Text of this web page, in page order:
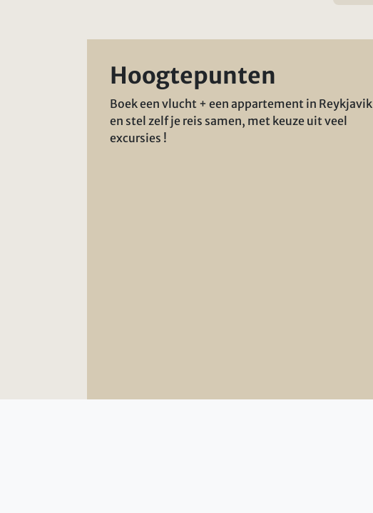
Hoogtepunten
Boek een vlucht + een appartement in Reykjavik
en stel zelf je reis samen, met keuze uit veel
excursies !